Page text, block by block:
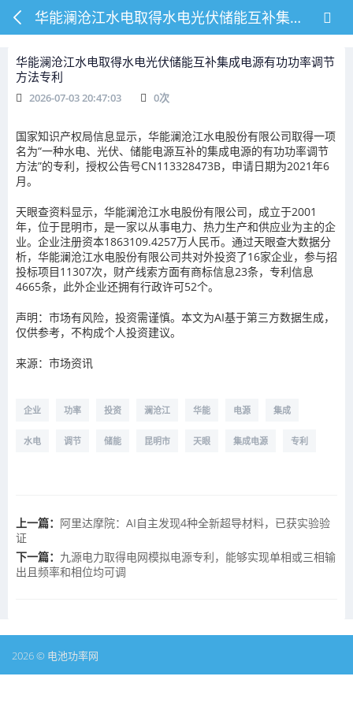
华能澜沧江水电取得水电光伏储能互补集成电源有功功率调节方法专利
华能澜沧江水电取得水电光伏储能互补集成电源有功功率调节
方法专利
2026-07-03 20:47:03 0次
国家知识产权局信息显示，华能澜沧江水电股份有限公司取得一项
名为“一种水电、光伏、储能电源互补的集成电源的有功功率调节
方法”的专利，授权公告号CN113328473B，申请日期为2021年6
月。
天眼查资料显示，华能澜沧江水电股份有限公司，成立于2001
年，位于昆明市，是一家以从事电力、热力生产和供应业为主的企
业。企业注册资本1863109.4257万人民币。通过天眼查大数据分
析，华能澜沧江水电股份有限公司共对外投资了16家企业，参与招
投标项目11307次，财产线索方面有商标信息23条，专利信息
4665条，此外企业还拥有行政许可52个。
声明：市场有风险，投资需谨慎。本文为AI基于第三方数据生成，
仅供参考，不构成个人投资建议。
来源：市场资讯
企业 功率 投资 澜沧江 华能 电源 集成
水电 调节 储能 昆明市 天眼 集成电源 专利
上一篇： 阿里达摩院：AI自主发现4种全新超导材料，已获实验验
证
下一篇： 九源电力取得电网模拟电源专利，能够实现单相或三相输
出且频率和相位均可调
2026 © 电池功率网